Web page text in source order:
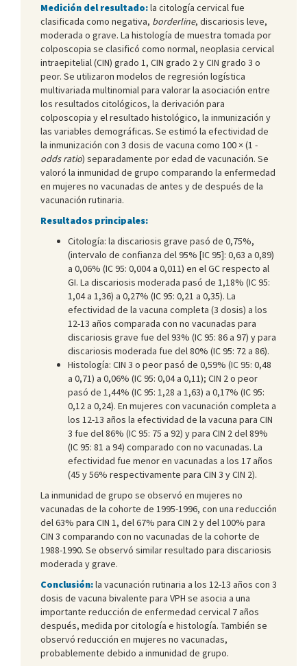
Medición del resultado:la citología cervical fue
clasificada como negativa, borderline, discariosis leve,
moderada o grave. La histología de muestra tomada por
colposcopia se clasificó como normal, neoplasia cervical
intraepitelial (CIN) grado 1, CIN grado 2 y CIN grado 3 o
peor. Se utilizaron modelos de regresión logística
multivariada multinomial para valorar la asociación entre
los resultados citológicos, la derivación para
colposcopia y el resultado histológico, la inmunización y
las variables demográficas. Se estimó la efectividad de
la inmunización con 3 dosis de vacuna como 100 × (1 -
odds ratio) separadamente por edad de vacunación. Se
valoró la inmunidad de grupo comparando la enfermedad
en mujeres no vacunadas de antes y de después de la
vacunación rutinaria.
Resultados principales:
Citología: la discariosis grave pasó de 0,75%,
(intervalo de confianza del 95% [IC 95]: 0,63 a 0,89)
a 0,06% (IC 95: 0,004 a 0,011) en el GC respecto al
GI. La discariosis moderada pasó de 1,18% (IC 95:
1,04 a 1,36) a 0,27% (IC 95: 0,21 a 0,35). La
efectividad de la vacuna completa (3 dosis) a los
12-13 años comparada con no vacunadas para
discariosis grave fue del 93% (IC 95: 86 a 97) y para
discariosis moderada fue del 80% (IC 95: 72 a 86).
Histología: CIN 3 o peor pasó de 0,59% (IC 95: 0,48
a 0,71) a 0,06% (IC 95: 0,04 a 0,11); CIN 2 o peor
pasó de 1,44% (IC 95: 1,28 a 1,63) a 0,17% (IC 95:
0,12 a 0,24). En mujeres con vacunación completa a
los 12-13 años la efectividad de la vacuna para CIN
3 fue del 86% (IC 95: 75 a 92) y para CIN 2 del 89%
(IC 95: 81 a 94) comparado con no vacunadas. La
efectividad fue menor en vacunadas a los 17 años
(45 y 56% respectivamente para CIN 3 y CIN 2).
La inmunidad de grupo se observó en mujeres no
vacunadas de la cohorte de 1995-1996, con una reducción
del 63% para CIN 1, del 67% para CIN 2 y del 100% para
CIN 3 comparando con no vacunadas de la cohorte de
1988-1990. Se observó similar resultado para discariosis
moderada y grave.
Conclusión:la vacunación rutinaria a los 12-13 años con 3
dosis de vacuna bivalente para VPH se asocia a una
importante reducción de enfermedad cervical 7 años
después, medida por citología e histología. También se
observó reducción en mujeres no vacunadas,
probablemente debido a inmunidad de grupo.